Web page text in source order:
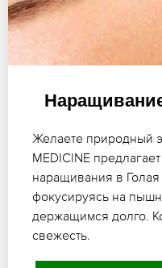
Желаете природный
MEDICINE
наращивания в
фокусируясь на
держащимся долго.
свежесть.